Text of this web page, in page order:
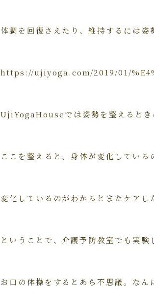
体調を回復さえたり、維持するには
https://ujiyoga.com/2019/01/
UjiYogaHouseでは姿勢を整えるとき
ここを整えると、身体が変化している
変化しているのがわかるとまたケアし
ということで、介護予防教室でも実験
お口の体操をするとあら不思議。な